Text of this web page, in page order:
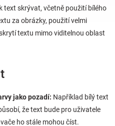
text skrývat, včetně použití bílého
za obrázky, použití velmi
textu mimo viditelnou oblast
jako pozadí: Například bílý text
že text bude pro uživatele
ho stále mohou číst.